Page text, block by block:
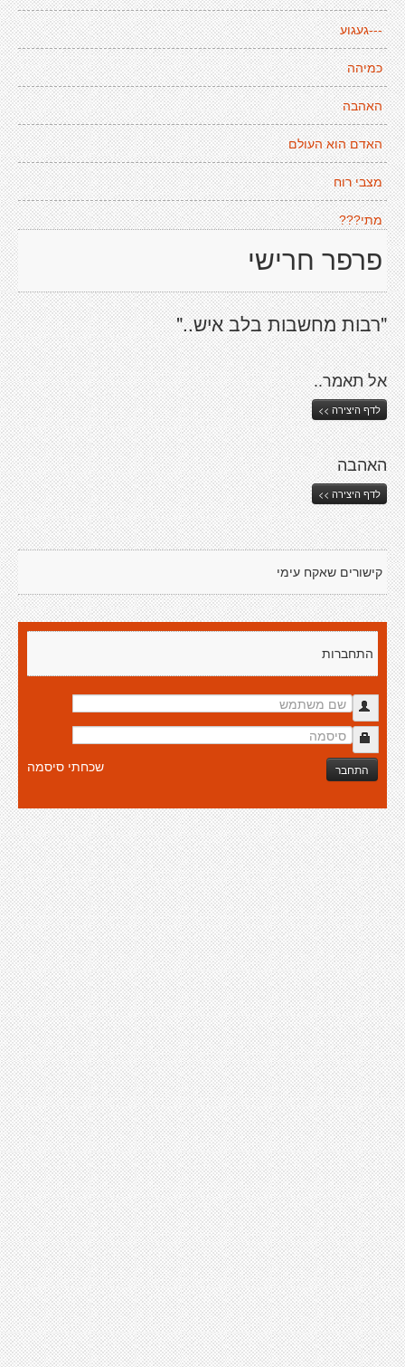
---געגוע
כמיהה
האהבה
האדם הוא העולם
מצבי רוח
מתי???
פרפר חרישי
"רבות מחשבות בלב איש.."
אל תאמר..
לדף היצירה >>
האהבה
לדף היצירה >>
קישורים שאקח עימי
התחברות
התחבר שכחתי סיסמה